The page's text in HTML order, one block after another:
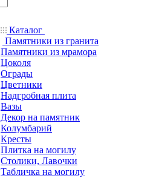
Каталог
Памятники из гранита
Памятники из мрамора
Цоколя
Ограды
Цветники
Надгробная плита
Вазы
Декор на памятник
Колумбарий
Кресты
Плитка на могилу
Столики, Лавочки
Табличка на могилу